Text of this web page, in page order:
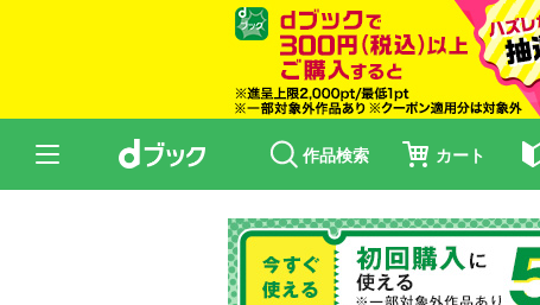
作品検索 カート